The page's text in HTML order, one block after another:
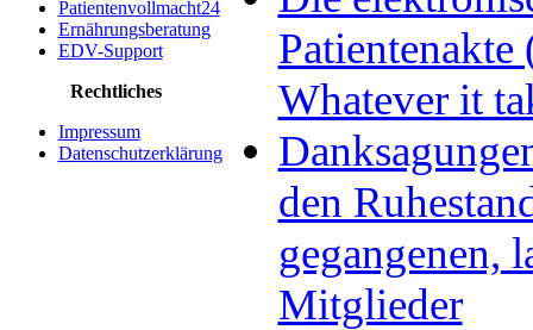
Patientenvollmacht24
Ernährungsberatung
EDV-Support
Rechtliches
Impressum
Datenschutzerklärung
Patientenakte
Whatever it
den
gegangenen,
Mitglieder